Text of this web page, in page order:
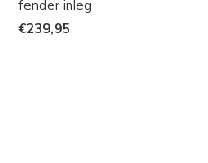
fender inleg
€239,95